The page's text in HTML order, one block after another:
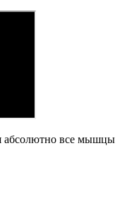
абсолютно все мышцы